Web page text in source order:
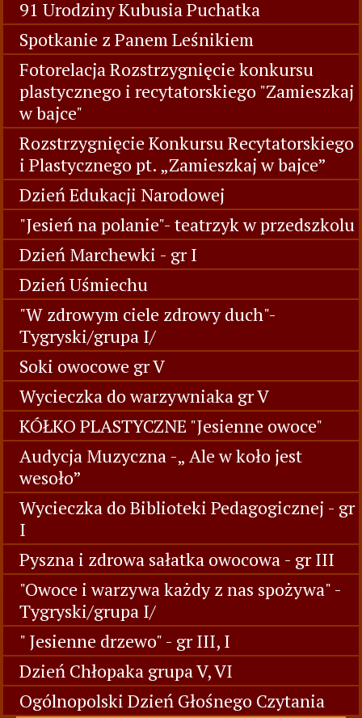
91 Urodziny Kubusia Puchatka
Spotkanie z Panem Leśnikiem
Fotorelacja Rozstrzygnięcie konkursu
plastycznego i recytatorskiego "Zamieszkaj
w bajce"
Rozstrzygnięcie Konkursu Recytatorskiego
i Plastycznego pt. „Zamieszkaj w bajce”
Dzień Edukacji Narodowej
"Jesień na polanie"- teatrzyk w przedszkolu
Dzień Marchewki - gr I
Dzień Uśmiechu
"W zdrowym ciele zdrowy duch"-
Tygryski/grupa I/
Soki owocowe gr V
Wycieczka do warzywniaka gr V
KÓŁKO PLASTYCZNE "Jesienne owoce"
Audycja Muzyczna -„ Ale w koło jest
wesoło”
Wycieczka do Biblioteki Pedagogicznej - gr
I
Pyszna i zdrowa sałatka owocowa - gr III
"Owoce i warzywa każdy z nas spożywa" -
Tygryski/grupa I/
" Jesienne drzewo" - gr III, I
Dzień Chłopaka grupa V, VI
Ogólnopolski Dzień Głośnego Czytania